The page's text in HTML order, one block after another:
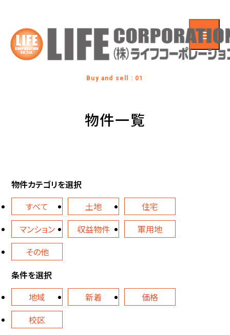
Buy and sell : 01
物件一覧
物件カテゴリを選択
すべて
土地
住宅
マンション
収益物件
軍用地
その他
条件を選択
地域
新着
価格
校区